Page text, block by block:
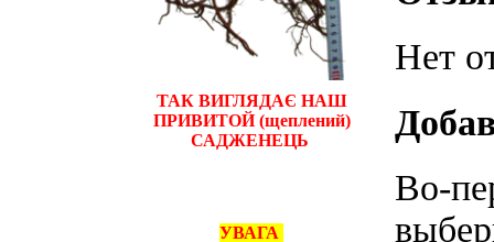
ТАК ВИГЛЯДАЄ НАШ
ПРИВИТОЙ (щеплений)
САДЖЕНЕЦЬ
УВАГА
Нет
Во-